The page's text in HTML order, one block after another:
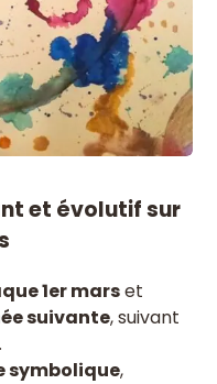
et évolutif sur
1er marset
suivante, suivant
symbolique,